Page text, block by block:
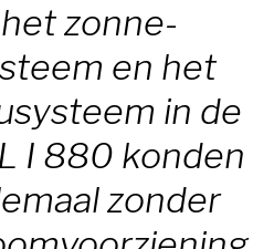
zonne-
en het
in de
I 880 konden
zonder